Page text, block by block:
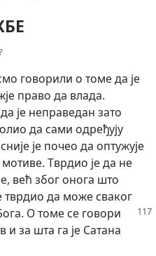
говорили о томе да је
право да влада.
је неправедан зато
да сами одређују
је почео да оптужује
Тврдио је да не
већ због онога што
тврдио да може сваког
О томе се говори
и за шта га је Сатана